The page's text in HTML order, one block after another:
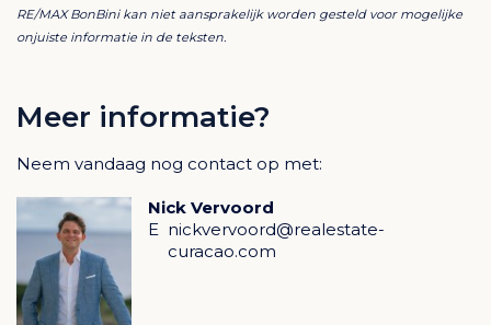
Via een schuifpui en een gezellig klein terras is vanuit
woon/eetkamer naar de andere drie grote
slaapkamers heeft een inloopkast.
Deze zelfde gang brengt u naar de berging/wasruimte
en een overdekte grote garage voor 2 wagens
Geintresseerd? Neem contact op met de listing
RE/MAX BonBini kan niet aansprakelijk worden gesteld voor mogelijke
onjuiste informatie in de teksten.
Meer informatie?
Neem vandaag nog contact op met:
Nick Vervoord
E nickvervoord@realestate-
curacao.com